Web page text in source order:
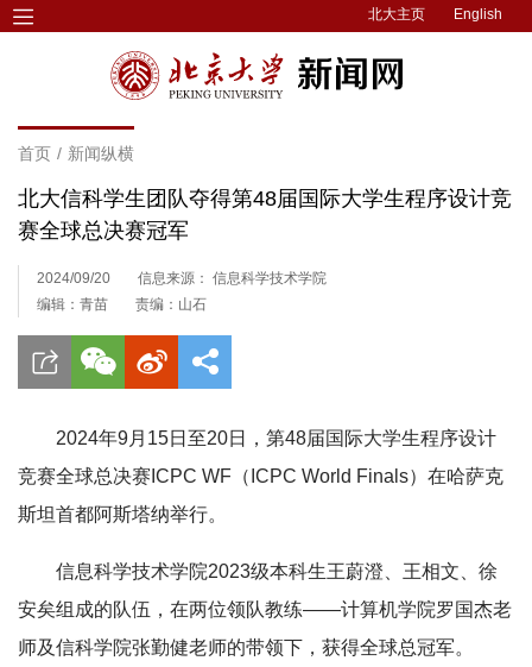
北大主页 English
首页 / 新闻纵横
北大信科学生团队夺得第48届国际大学生程序设计竞
赛全球总决赛冠军
2024/09/20
信息来源： 信息科学技术学院
编辑：青苗
责编：山石
2024年9月15日至20日，第48届国际大学生程序设计
竞赛全球总决赛ICPC WF（ICPC World Finals）在哈萨克
斯坦首都阿斯塔纳举行。
信息科学技术学院2023级本科生王蔚澄、王相文、徐
安矣组成的队伍，在两位领队教练——计算机学院罗国杰老
师及信科学院张勤健老师的带领下，获得全球总冠军。